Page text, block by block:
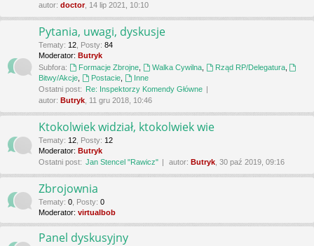
autor: doctor, 14 lip 2021, 10:10
Pytania, uwagi, dyskusje
Tematy: 12 Posty: 84
Moderator: Butryk
Subfora:
Formacje Zbrojne, Walka Cywilna, Rząd RP/Delegatura,
Bitwy/Akcje
Postacie,
Inne
Ostatni post: Re: Inspektorzy Komendy Główne
autor: Butryk , 11 gru 2018, 10:46
Ktokolwiek widział, ktokolwiek wie
Tematy: 12 Posty: 12
Moderator: Butryk
Ostatni post: Jan Stencel "Rawicz" autor: Butryk , 30 paź 2019, 09:16
Zbrojownia
Tematy: 0 Posty: 0
Moderator: virtualbob
Panel dyskusyjny